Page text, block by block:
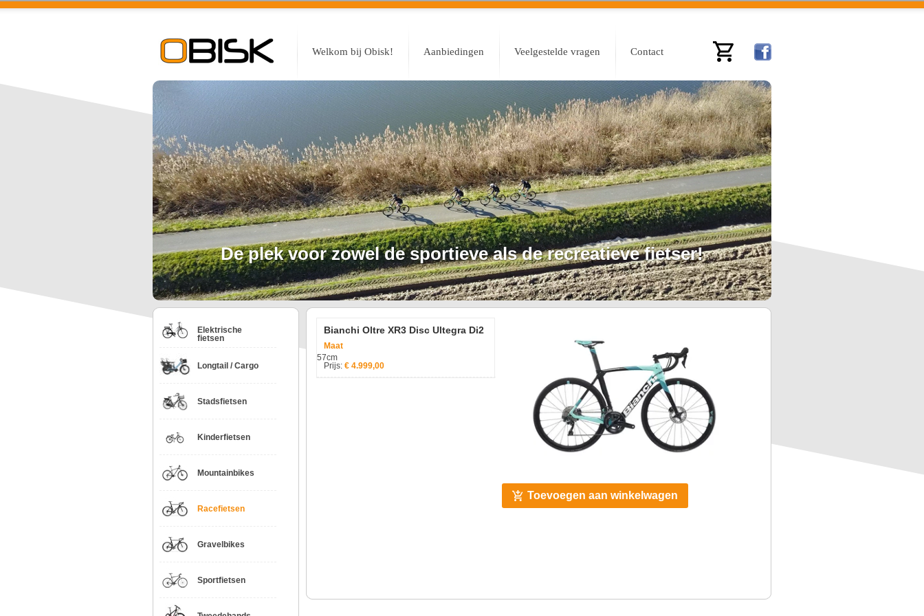
Welkom bij Obisk! Aanbiedingen Veelgestelde vragen Contact
De plek voor zowel de sportieve als de recreatieve fietser!
Elektrische
fietsen
Longtail / Cargo
Stadsfietsen
Kinderfietsen
Mountainbikes
Racefietsen
Gravelbikes
Sportfietsen
Bianchi Oltre XR3 Disc Ultegra Di2
Maat
57cm
Prijs: € 4.999,00
Toevoegen aan winkelwagen